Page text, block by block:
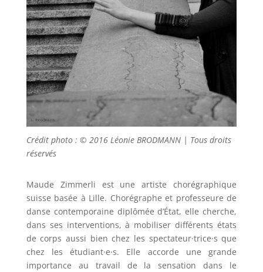
Crédit photo : © 2016 Léonie BRODMANN | Tous droits
réservés
Maude Zimmerli est une artiste chorégraphique
suisse basée à Lille. Chorégraphe et professeure de
danse contemporaine diplômée d’État, elle cherche,
dans ses interventions, à mobiliser différents états
de corps aussi bien chez les spectateur·trice·s que
chez les étudiant·e·s. Elle accorde une grande
importance au travail de la sensation dans le